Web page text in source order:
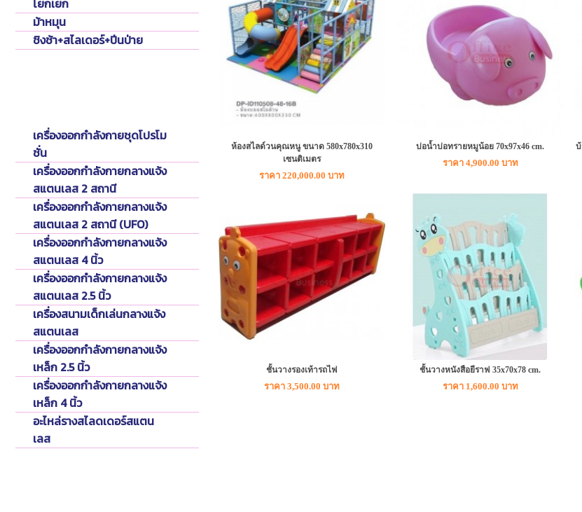
โยกเยก
ม้าหมุน
ชิงช้า+สไลเดอร์+ปีนป่าย
เครื่องออกกำลังกายชุดโปรโม
ชั่น
เครื่องออกกำลังกายกลางแจ้ง
สแตนเลส 2 สถานี
เครื่องออกกำลังกายกลางแจ้ง
สแตนเลส 2 สถานี (UFO)
เครื่องออกกำลังกายกลางแจ้ง
สแตนเลส 4 นิ้ว
เครื่องออกกำลังกายกลางแจ้ง
สแตนเลส 2.5 นิ้ว
เครื่องสนามเด็กเล่นกลางแจ้ง
สแตนเลส
เครื่องออกกำลังกายกลางแจ้ง
เหล็ก 2.5 นิ้ว
เครื่องออกกำลังกายกลางแจ้ง
เหล็ก 4 นิ้ว
อะไหล่รางสไลดเดอร์สแตน
เลส
ห้องสไลด์วนคุณหนู ขนาด 580x780x310
เซนติเมตร
ราคา 220,000.00 บาท
บ่อน้ำบ่อทรายหมูน้อย 70x97x46 cm.
ราคา 4,900.00 บาท
บ้
ชั้นวางรองเท้ารถไฟ
ราคา 3,500.00 บาท
ชั้นวางหนังสือยีราฟ 35x70x78 cm.
ราคา 1,600.00 บาท